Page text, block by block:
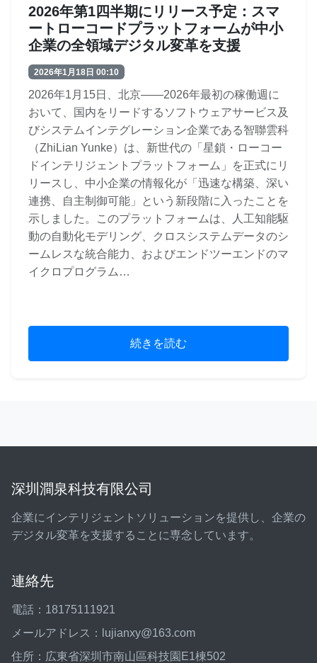
2026年第1四半期にリリース予定：スマ
ートローコードプラットフォームが中小
企業の全領域デジタル変革を支援
2026年1月18日 00:10
2026年1月15日、北京――2026年最初の稼働週に
おいて、国内をリードするソフトウェアサービス及
びシステムインテグレーション企業である智聯雲科
（ZhiLian Yunke）は、新世代の「星鎖・ローコー
ドインテリジェントプラットフォーム」を正式にリ
リースし、中小企業の情報化が「迅速な構築、深い
連携、自主制御可能」という新段階に入ったことを
示しました。このプラットフォームは、人工知能駆
動の自動化モデリング、クロスシステムデータのシ
ームレスな統合能力、およびエンドツーエンドのマ
イクロプログラム…
続きを読む
深圳澗泉科技有限公司
企業にインテリジェントソリューションを提供し、企業の
デジタル変革を支援することに専念しています。
連絡先
電話：18175111921
メールアドレス：lujianxy@163.com
住所：広東省深圳市南山區科技園E1棟502